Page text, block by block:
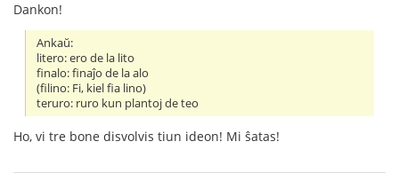
Dankon!
Ankaŭ:
litero: ero de la lito
finalo: finaĵo de la alo
(filino: Fi, kiel fia lino)
teruro: ruro kun plantoj de teo
Ho, vi tre bone disvolvis tiun ideon! Mi ŝatas!